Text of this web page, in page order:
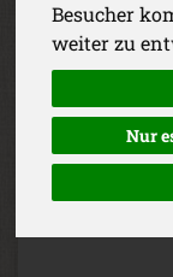
Besucher
weiter zu
Nur
Petit
EG-Bio